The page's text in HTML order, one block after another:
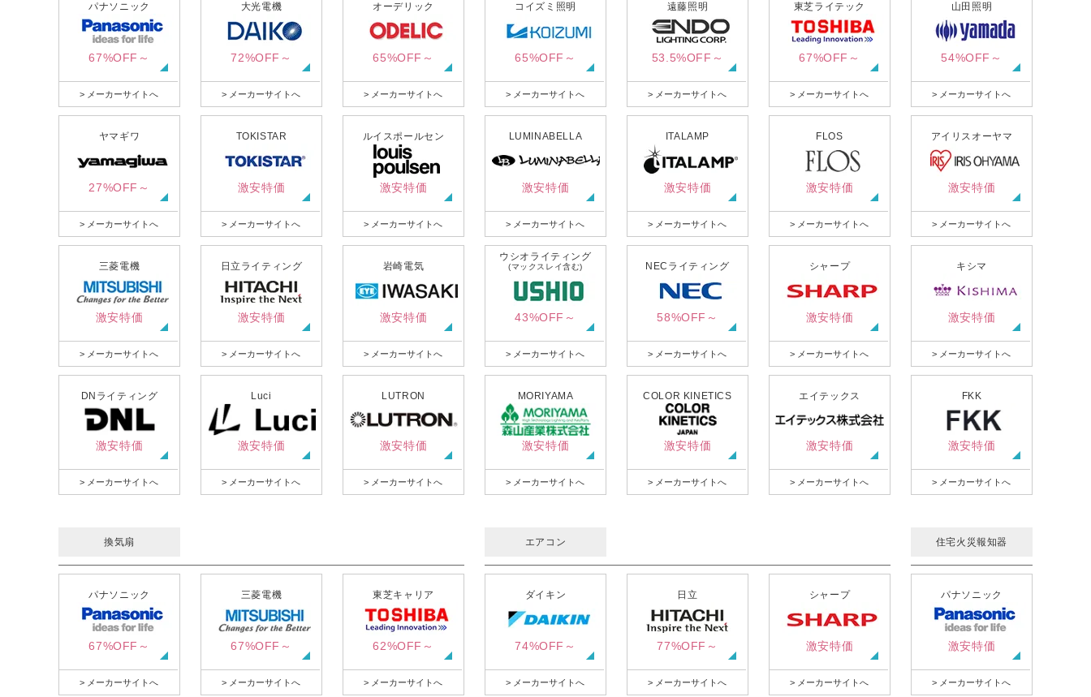
パナソニック
67%OFF～
> メーカーサイトへ
大光電機
72%OFF～
> メーカーサイトへ
オーデリック
65%OFF～
> メーカーサイトへ
コイズミ照明
65%OFF～
> メーカーサイトへ
遠藤照明
53.5%OFF～
> メーカーサイトへ
東芝ライテック
67%OFF～
> メーカーサイトへ
山田照明
54%OFF～
> メーカーサイトへ
ヤマギワ
27%OFF～
> メーカーサイトへ
TOKISTAR
激安特価
> メーカーサイトへ
ルイスポールセン
激安特価
> メーカーサイトへ
LUMINABELLA
激安特価
> メーカーサイトへ
ITALAMP
激安特価
> メーカーサイトへ
FLOS
激安特価
> メーカーサイトへ
アイリスオーヤマ
激安特価
> メーカーサイトへ
三菱電機
激安特価
> メーカーサイトへ
日立ライティング
激安特価
> メーカーサイトへ
岩崎電気
激安特価
> メーカーサイトへ
ウシオライティング
(マックスレイ含む)
43%OFF～
> メーカーサイトへ
NECライティング
58%OFF～
> メーカーサイトへ
シャープ
激安特価
> メーカーサイトへ
キシマ
激安特価
> メーカーサイトへ
DNライティング
激安特価
> メーカーサイトへ
Luci
激安特価
> メーカーサイトへ
LUTRON
激安特価
> メーカーサイトへ
MORIYAMA
激安特価
> メーカーサイトへ
COLOR KINETICS
激安特価
> メーカーサイトへ
エイテックス
激安特価
> メーカーサイトへ
FKK
激安特価
> メーカーサイトへ
換気扇 エアコン 住宅火災報知器
パナソニック
67%OFF～
> メーカーサイトへ
三菱電機
67%OFF～
> メーカーサイトへ
東芝キャリア
62%OFF～
> メーカーサイトへ
ダイキン
74%OFF～
> メーカーサイトへ
日立
77%OFF～
> メーカーサイトへ
シャープ
激安特価
> メーカーサイトへ
パナソニック
激安特価
> メーカーサイトへ